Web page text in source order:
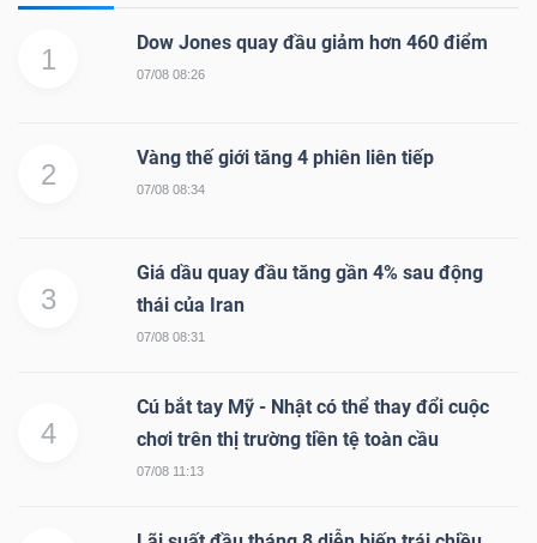
1
Dow Jones quay đầu giảm hơn 460 điểm
07/08 08:26
2
Vàng thế giới tăng 4 phiên liên tiếp
07/08 08:34
3
Giá dầu quay đầu tăng gần 4% sau động
thái của Iran
07/08 08:31
4
Cú bắt tay Mỹ - Nhật có thể thay đổi cuộc
chơi trên thị trường tiền tệ toàn cầu
07/08 11:13
VS-